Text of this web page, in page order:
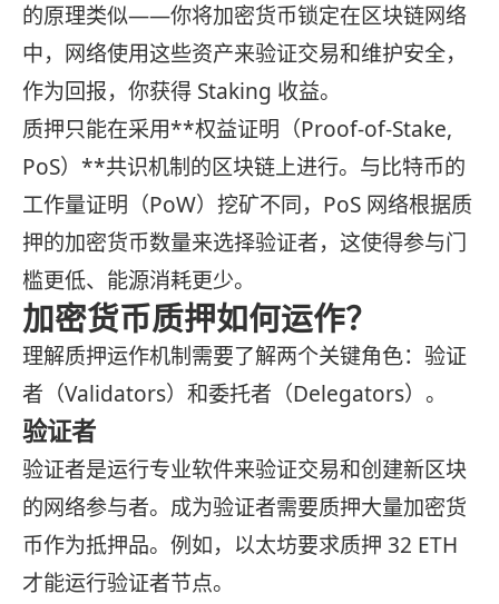
的原理类似——你将加密货币锁定在区块链网络
中，网络使用这些资产来验证交易和维护安全，
作为回报，你获得 Staking 收益。
质押只能在采用**权益证明（Proof-of-Stake,
PoS）**共识机制的区块链上进行。与比特币的
工作量证明（PoW）挖矿不同，PoS 网络根据质
押的加密货币数量来选择验证者，这使得参与门
槛更低、能源消耗更少。
加密货币质押如何运作？
理解质押运作机制需要了解两个关键角色：验证
者（Validators）和委托者（Delegators）。
验证者
验证者是运行专业软件来验证交易和创建新区块
的网络参与者。成为验证者需要质押大量加密货
币作为抵押品。例如，以太坊要求质押 32 ETH
才能运行验证者节点。